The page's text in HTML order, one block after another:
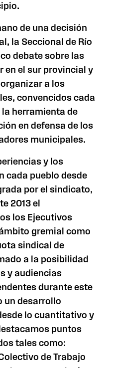
de una decisión
la Seccional de Río
debate sobre las
en el sur provincial y
a los
convencidos cada
la herramienta de
en defensa de los
municipales.
y los
cada pueblo desde
por el sindicato,
2013 el
los Ejecutivos
gremial como
sindical de
a la posibilidad
y audiencias
durante este
un desarrollo
lo cuantitativo y
puntos
tales como:
de Trabajo